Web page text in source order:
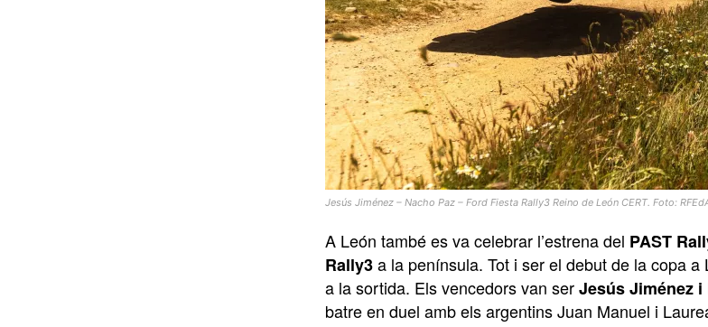
Jesús Jiménez – Nacho Paz – Ford Fiesta Rally3 Reino de León CERT. Foto:
A León també es va celebrar l’estrena del PAST
Rally3a la península. Tot i ser el debut de la copa
a la sortida. Els vencedors van serJesús Jiménez i
batre en duel amb els argentins Juan Manuel i